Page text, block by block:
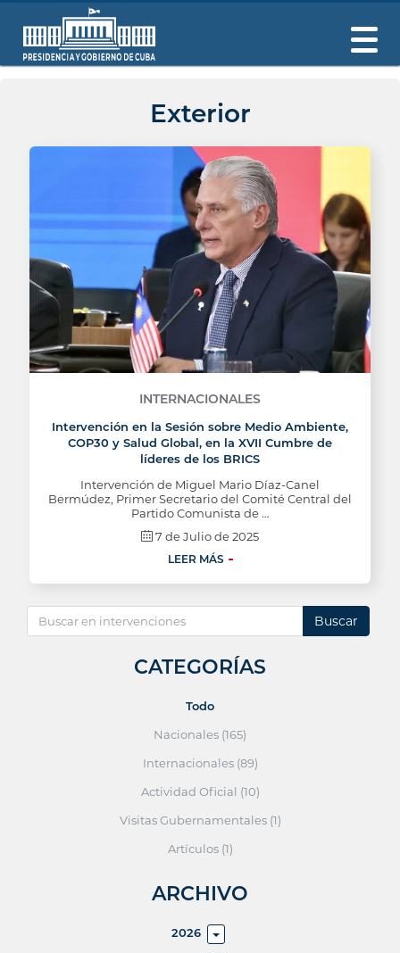
Exterior
INTERNACIONALES
Intervención en la Sesión sobre Medio Ambiente,
COP30 y Salud Global, en la XVII Cumbre de
líderes de los BRICS
Intervención de Miguel Mario Díaz-Canel
Bermúdez, Primer Secretario del Comité Central del
Partido Comunista de …
7 de Julio de 2025
LEER MÁS
Buscar
CATEGORÍAS
Todo
Nacionales (165)
Internacionales (89)
Actividad Oficial (10)
Visitas Gubernamentales (1)
Artículos (1)
ARCHIVO
2026